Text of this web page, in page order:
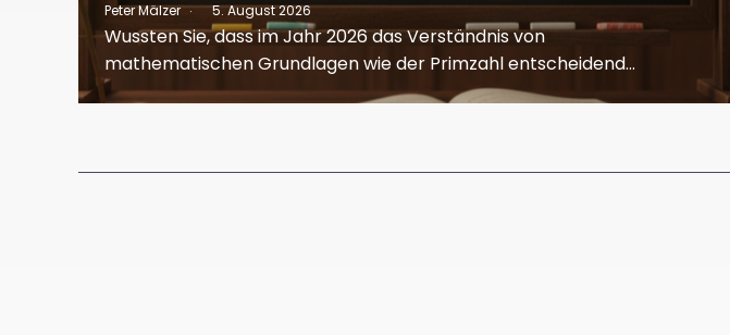
Peter Mälzer 5. August 2026
Wussten Sie, dass im Jahr 2026 das Verständnis von
mathematischen Grundlagen wie der Primzahl entscheidend…